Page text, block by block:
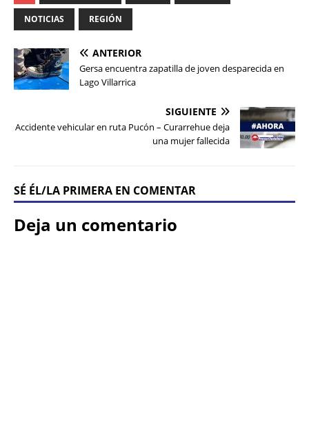
NOTICIAS REGIÓN
ANTERIOR
Gersa encuentra zapatilla de joven desparecida en
Lago Villarrica
SIGUIENTE
Accidente vehicular en ruta Pucón – Curarrehue deja
una mujer fallecida
SÉ ÉL/LA PRIMERA EN COMENTAR
Deja un comentario